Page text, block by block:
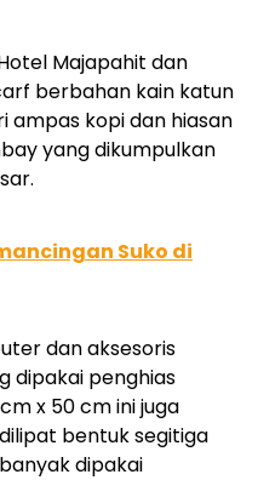
Majapahit dan
berbahan kain katun
ampas kopi dan hiasan
yang dikumpulkan
Suko di
dan aksesoris
dipakai penghias
x 50 cm ini juga
bentuk segitiga
dipakai